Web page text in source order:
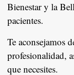
Bienestar y la
pacientes.
Te aconsejamos
profesionalidad,
que necesites.